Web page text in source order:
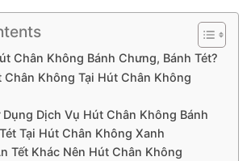
Chân Không Bánh Chưng, Bánh Tét?
Chân Không Tại Hút Chân Không
Dịch Vụ Hút Chân Không Bánh
Tại Hút Chân Không Xanh
Tết Khác Nên Hút Chân Không